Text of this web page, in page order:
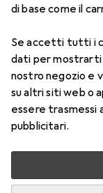
di base come il
Se accetti tutti i
dati per
nostro negozio e
su altri siti web o
essere trasmessi
pubblicitari.